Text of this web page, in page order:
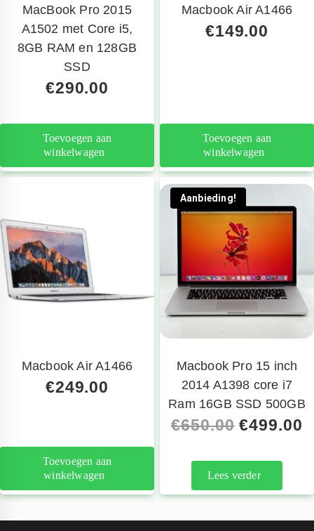
MacBook Pro 2015
A1502 met Core i5,
8GB RAM en 128GB
SSD
€290.00
Toevoegen aan
winkelwagen
Macbook Air A1466
€149.00
Toevoegen aan
winkelwagen
Macbook Air A1466
€249.00
Toevoegen aan
winkelwagen
Aanbieding!
Macbook Pro 15 inch
2014 A1398 core i7
Ram 16GB SSD 500GB
€650.00 €499.00
Lees verder